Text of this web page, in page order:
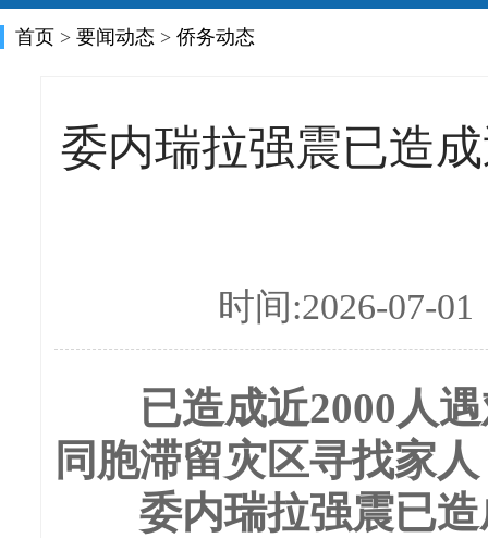
首页 > 要闻动态 > 侨务动态
委内瑞拉强震已造
时间:2026-07-01
已造成近2000人遇
同胞滞留灾区寻找家
委内瑞拉强震已造